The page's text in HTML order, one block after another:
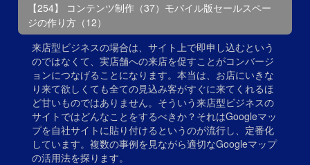
【254】 コンテンツ制作（37）モバイル版セールスペー
ジの作り方（12）
来店型ビジネスの場合は、サイト上で即申し込むという
のではなくて、実店舗への来店を促すことがコンバージ
ョンにつなげることになります。本当は、お店にいきな
り来て欲しくても全ての見込み客がすぐに来てくれるほ
ど甘いものではありません。そういう来店型ビジネスの
サイトではどんなことをするべきか？それはGoogleマッ
プを自社サイトに貼り付けるというのが流行し、定番化
しています。複数の事例を見ながら適切なGoogleマップ
の活用法を探ります。